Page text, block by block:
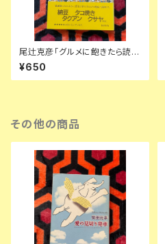
尾辻克彦「グルメに飽きたら読む
本」帯付き イラスト:赤瀬川原平
新潮社 B級グルメ
¥650
その他の商品